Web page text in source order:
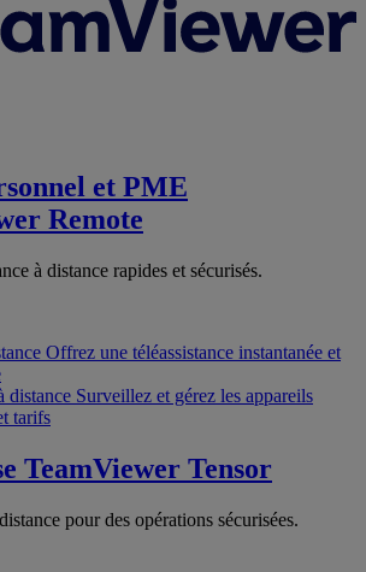
et PME
Remote
à distance rapides et sécurisés.
Offrez une téléassistance instantanée et
distance Surveillez et gérez les appareils
tarifs
TeamViewer Tensor
pour des opérations sécurisées.